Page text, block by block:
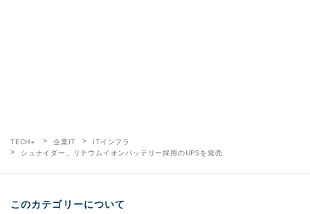
TECH+ 企業IT
ITインフラ
シュナイダー、リチウムイオンバッテリー採用のUPSを発売
このカテゴリーについて